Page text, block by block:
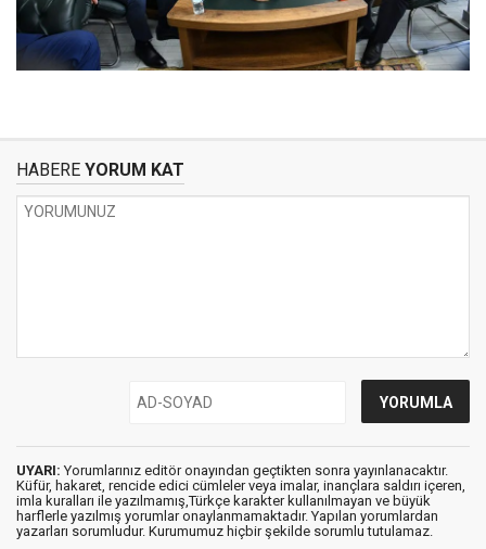
HABERE YORUM KAT
UYARI: Yorumlarınız editör onayından geçtikten sonra yayınlanacaktır.
Küfür, hakaret, rencide edici cümleler veya imalar, inançlara saldırı içeren,
imla kuralları ile yazılmamış,Türkçe karakter kullanılmayan ve büyük
harflerle yazılmış yorumlar onaylanmamaktadır. Yapılan yorumlardan
yazarları sorumludur. Kurumumuz hiçbir şekilde sorumlu tutulamaz.